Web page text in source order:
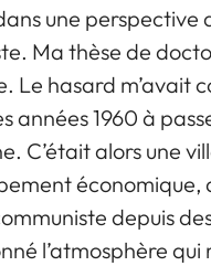
une perspective
Ma thèse de
Le hasard m’avait
années 1960 à
C’était alors une
économique,
depuis
l’atmosphère qui